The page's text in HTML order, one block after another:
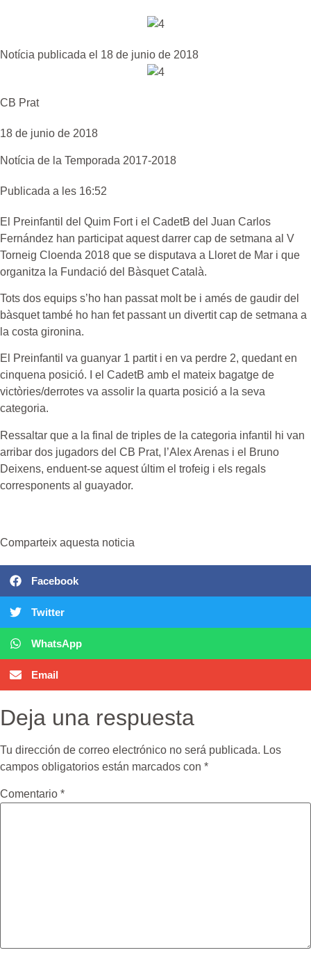
Notícia publicada el 18 de junio de 2018
CB Prat
18 de junio de 2018
Notícia de la Temporada 2017-2018
Publicada a les 16:52
El Preinfantil del Quim Fort i el CadetB del Juan Carlos
Fernández han participat aquest darrer cap de setmana al V
Torneig Cloenda 2018 que se disputava a Lloret de Mar i que
organitza la Fundació del Bàsquet Català.
Tots dos equips s’ho han passat molt be i amés de gaudir del
bàsquet també ho han fet passant un divertit cap de setmana a
la costa gironina.
El Preinfantil va guanyar 1 partit i en va perdre 2, quedant en
cinquena posició. I el CadetB amb el mateix bagatge de
victòries/derrotes va assolir la quarta posició a la seva
categoria.
Ressaltar que a la final de triples de la categoria infantil hi van
arribar dos jugadors del CB Prat, l’Alex Arenas i el Bruno
Deixens, enduent-se aquest últim el trofeig i els regals
corresponents al guayador.
Comparteix aquesta noticia
Facebook
Twitter
WhatsApp
Email
Deja una respuesta
Tu dirección de correo electrónico no será publicada. Los
campos obligatorios están marcados con *
Comentario *